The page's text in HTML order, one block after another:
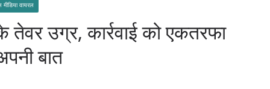
वायरल
उग्र, कार्रवाई को एकतरफा
बात